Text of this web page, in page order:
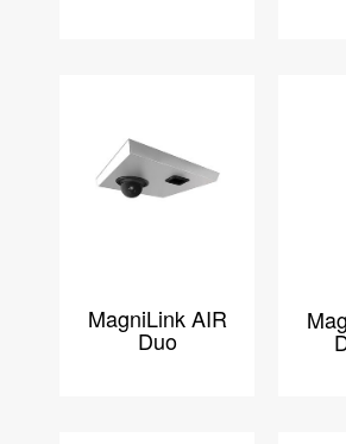
MagniLink AIR
Duo